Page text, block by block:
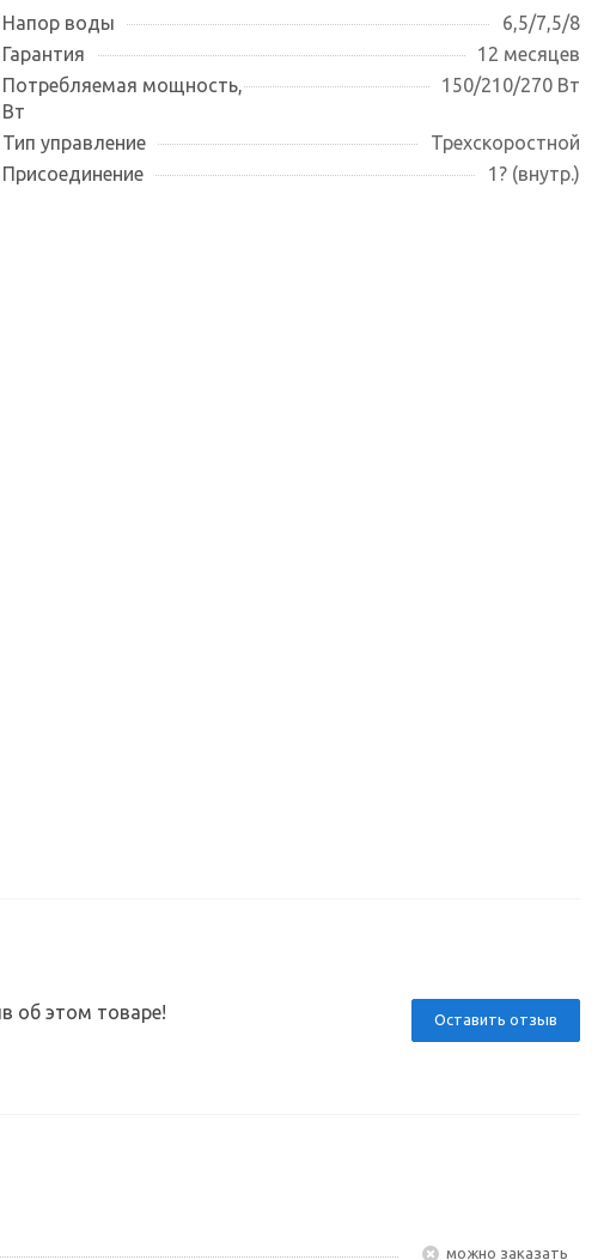
Напор воды
6,5/7,5/8
Гарантия
12 месяцев
Потребляемая мощность,
Вт
150/210/270 Вт
Тип управление
Трехскоростной
Присоединение
1? (внутр.)
Оставить отзыв
об этом товаре!
Можно заказать